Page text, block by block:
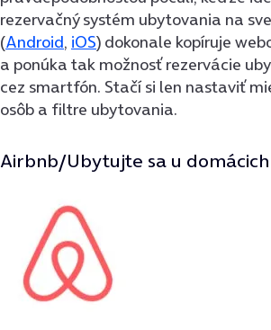
rezervačný systém ubytovania na
(Android, iOS) dokonale kopíruje
a ponúka tak možnosť rezervácie
cez smartfón. Stačí si len nastaviť
osôb a filtre ubytovania.
Airbnb/Ubytujte sa u domácich